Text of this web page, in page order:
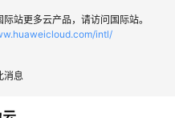
站更多云产品，请访问国际站。
intl/
消息